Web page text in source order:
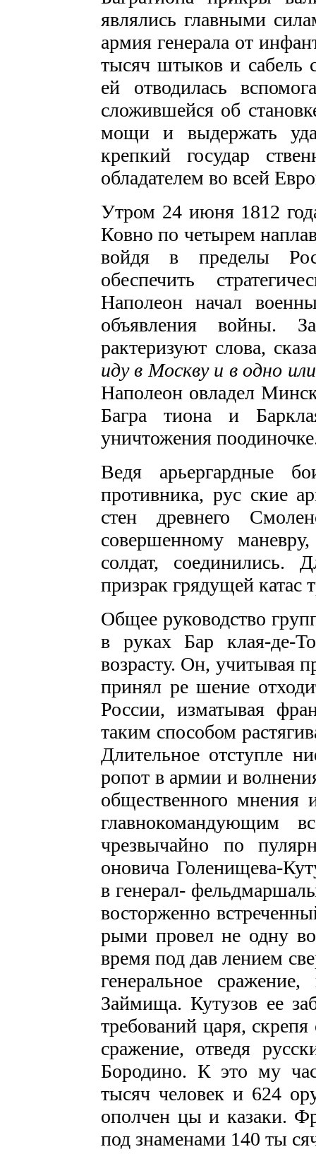
являлись главными
армия генера­ла от
тысяч штыков и сабель
ей отводилась
сложившейся об
мощи и выдержать
крепкий государ­
обладателем во всей
Утром 24 июня 1812
Ковно по четырем
войдя в пределы
обеспечить
Наполеон начал
объявления войны.
рактеризуют слова,
иду в Москву и водно
Наполеон овладел
Багра­ тиона и
уничтожения
Ведя арьергардные
противника, рус­ ские
стен древнего
совершенному
солдат,
призрак грядущей катас­
Общее руководство
в руках Бар клая-де-
возрасту. Он, учитывая
принял ре­ шение
России, изматывая
таким способом
Длительное отступле­
ропот в армии и
общественного мнения
главнокомандующим
чрезвычайно по
оновича Голенищева-
в генерал-
восторженно
рыми провел не одну
время под дав­ лением
генеральное
Займища. Кутузов ее
требований царя, скрепя
сражение, отведя
Бородино. К это му
тысяч человек и 624
ополчен­ цы и казаки.
под знаменами 140 ты­